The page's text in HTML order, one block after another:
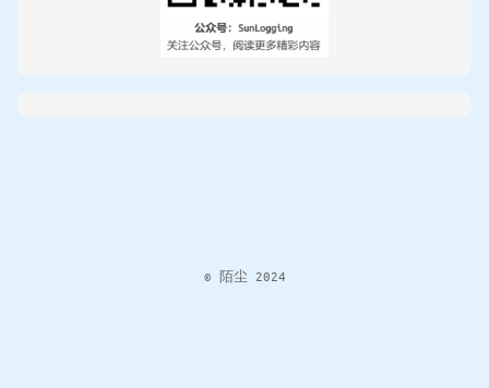
© 陌尘 2024